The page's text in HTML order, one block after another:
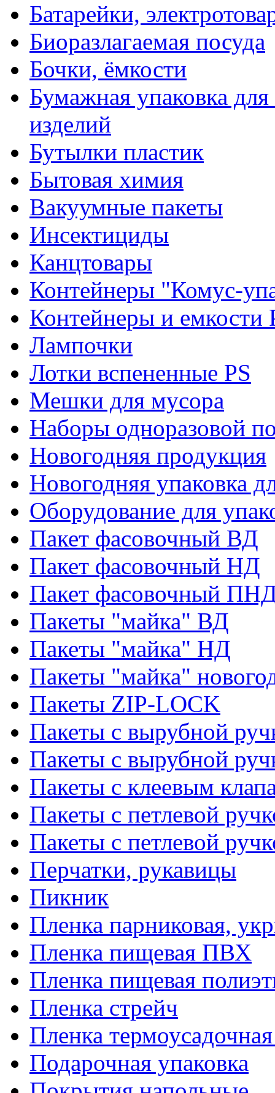
Батарейки,
Биоразлагаемая посуда
Бочки, ёмкости
Бумажная упаковка
изделий
Бутылки пластик
Бытовая химия
Вакуумные пакеты
Инсектициды
Канцтовары
Контейнеры "Комус-
Контейнеры и емкости
Лампочки
Лотки вспененные PS
Мешки для мусора
Наборы одноразовой
Новогодняя продукция
Новогодняя упаковка
Оборудование для
Пакет фасовочный ВД
Пакет фасовочный НД
Пакет фасовочный
Пакеты "майка" ВД
Пакеты "майка" НД
Пакеты "майка"
Пакеты ZIP-LOCK
Пакеты с вырубной
Пакеты с вырубной
Пакеты с клеевым
Пакеты с петлевой
Пакеты с петлевой
Перчатки, рукавицы
Пикник
Пленка парниковая,
Пленка пищевая ПВХ
Пленка пищевая
Пленка стрейч
Пленка
Подарочная упаковка